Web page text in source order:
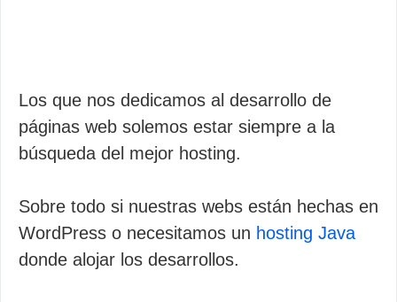
Los que nos dedicamos al desarrollo de
páginas web solemos estar siempre a la
búsqueda del mejor hosting.
Sobre todo si nuestras webs están hechas en
WordPress o necesitamos un hosting Java
donde alojar los desarrollos.